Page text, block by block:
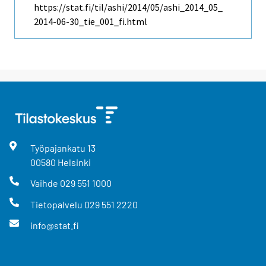
https://stat.fi/til/ashi/2014/05/ashi_2014_05_
2014-06-30_tie_001_fi.html
Työpajankatu 13
00580 Helsinki
Vaihde 029 551 1000
Tietopalvelu 029 551 2220
info@stat.fi